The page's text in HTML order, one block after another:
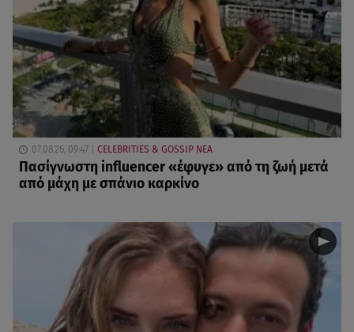
07.08.26, 09:47 CELEBRITIES & GOSSIP ΝΕΑ
Πασίγνωστη influencer «έφυγε» από τη ζωή μετά
από μάχη με σπάνιο καρκίνο